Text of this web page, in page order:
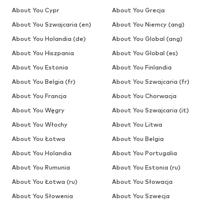
About You Cypr
About You Grecja
About You Szwajcaria (en)
About You Niemcy (ang)
About You Holandia (de)
About You Global (ang)
About You Hiszpania
About You Global (es)
About You Estonia
About You Finlandia
About You Belgia (fr)
About You Szwajcaria (fr)
About You Francja
About You Chorwacja
About You Węgry
About You Szwajcaria (it)
About You Włochy
About You Litwa
About You Łotwa
About You Belgia
About You Holandia
About You Portugalia
About You Rumunia
About You Estonia (ru)
About You Łotwa (ru)
About You Słowacja
About You Słowenia
About You Szwecja